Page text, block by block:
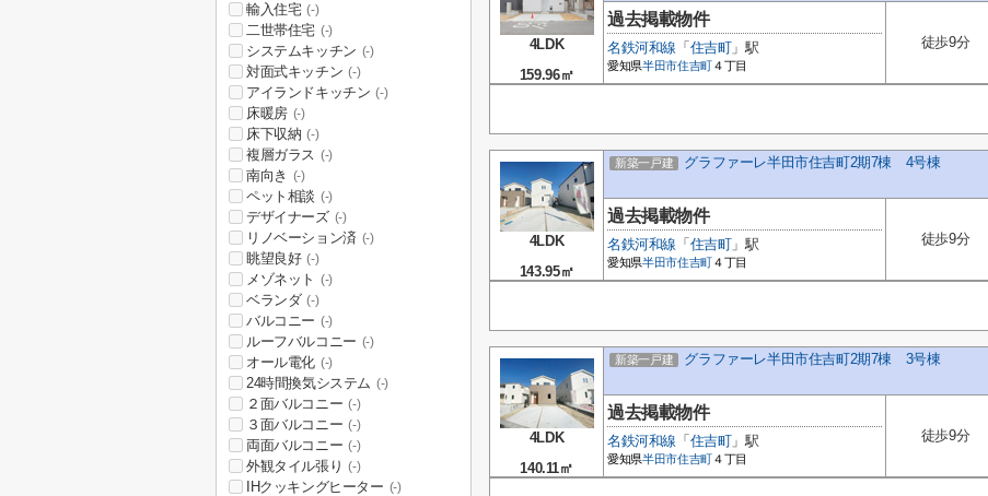
4LDK
159.96㎡
過去掲載物件
名鉄河和線 「 住吉町」駅
愛知県半田市住吉町 ４丁目
徒歩9分
4LDK
143.95㎡
新築一戸建 グラファーレ半田市住吉町2期7棟 4号棟
過去掲載物件
名鉄河和線 「 住吉町」駅
愛知県半田市住吉町 ４丁目
徒歩9分
4LDK
140.11㎡
新築一戸建 グラファーレ半田市住吉町2期7棟 3号棟
過去掲載物件
名鉄河和線 「 住吉町」駅
愛知県半田市住吉町 ４丁目
徒歩9分
輸入住宅 (-)
二世帯住宅 (-)
システムキッチン (-)
対面式キッチン (-)
アイランドキッチン (-)
床暖房 (-)
床下収納 (-)
複層ガラス (-)
南向き (-)
ペット相談 (-)
デザイナーズ (-)
リノベーション済 (-)
眺望良好 (-)
メゾネット (-)
ベランダ (-)
バルコニー (-)
ルーフバルコニー (-)
オール電化 (-)
24時間換気システム (-)
２面バルコニー (-)
３面バルコニー (-)
両面バルコニー (-)
外観タイル張り (-)
IHクッキングヒーター (-)